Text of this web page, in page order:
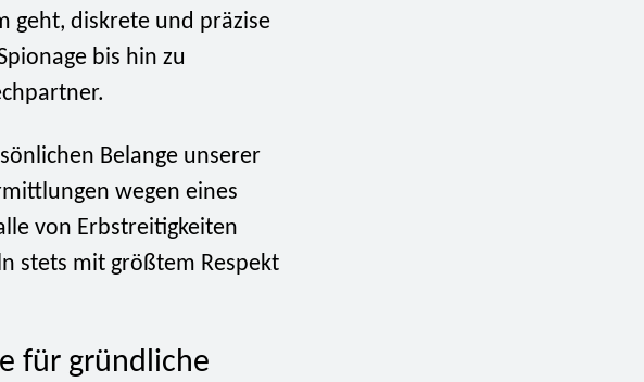
geht, diskrete und präzise
bis hin zu
Belange unserer
wegen eines
von Erbstreitigkeiten
stets mit größtem Respekt
für gründliche